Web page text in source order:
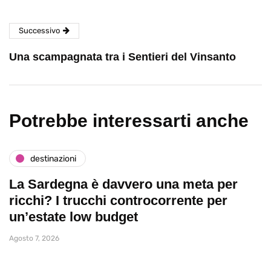
Successivo
Una scampagnata tra i Sentieri del Vinsanto
Potrebbe interessarti anche
destinazioni
La Sardegna è davvero una meta per
ricchi? I trucchi controcorrente per
un’estate low budget
Agosto 7, 2026